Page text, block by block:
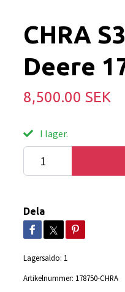
CHRA
Deere
8,500.00 SEK
I lager.
Dela
Lagersaldo: 1
Artikelnummer: 178750-CHRA